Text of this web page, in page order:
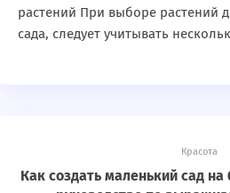
растений При выборе растений
сада, следует учитывать
Красота
Как создать маленький сад